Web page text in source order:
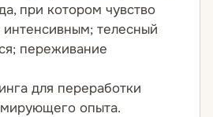
при котором чувство
интенсивным; телесный
переживание
для переработки
опыта.